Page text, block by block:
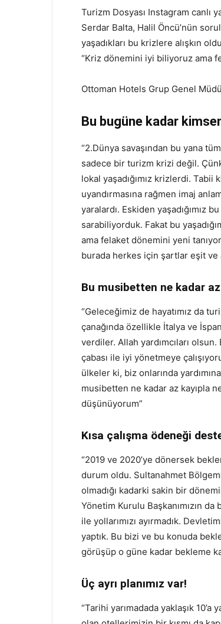
Turizm Dosyası Instagram canlı
Serdar Balta, Halil Öncü’nün
yaşadıkları bu krizlere alışkın
“Kriz dönemini iyi biliyoruz ama
Ottoman Hotels Grup Genel
Bu bugüne kadar
“2.Dünya savaşından bu yana
sadece bir turizm krizi değil.
lokal yaşadığımız krizlerdi. Tabii
uyandırmasına rağmen imaj
yaralardı. Eskiden yaşadığımız
sarabiliyorduk. Fakat bu
ama felaket dönemini yeni
burada herkes için şartlar eşit ve
Bu musibetten ne kadar
“Geleceğimiz de hayatımız da
çanağında özellikle İtalya ve
verdiler. Allah yardımcıları olsun.
çabası ile iyi yönetmeye
ülkeler ki, biz onlarında
musibetten ne kadar az kayıpla
düşünüyorum”
Kısa çalışma ödeneği
“2019 ve 2020’ye dönersek
durum oldu. Sultanahmet
olmadığı kadarki sakin bir
Yönetim Kurulu Başkanımızın
ile yollarımızı ayırmadık.
yaptık. Bu bizi ve bu konuda
görüşüp o güne kadar bekleme
Üç ayrı planımız var!
“Tarihi yarımadada yaklaşık 10’a